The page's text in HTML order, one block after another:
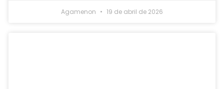
Agamenon 19 de abril de 2026